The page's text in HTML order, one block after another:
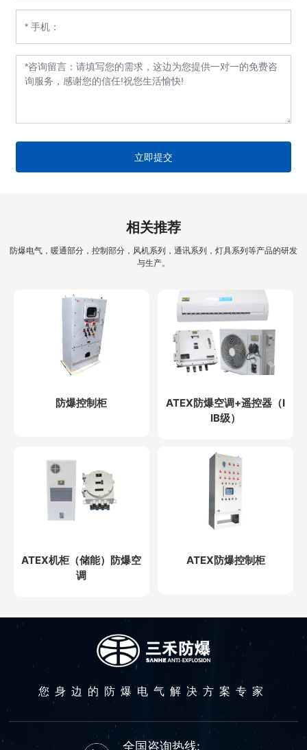
立即提交
相关推荐
防爆电气，暖通部分，控制部分，风机系列，通讯系列，灯具系列等产品的研发
与生产。
防爆控制柜
ATEX防爆空调+遥控器（I
IB级）
ATEX机柜（储能）防爆空
调
ATEX防爆控制柜
您身边的防爆电气解决方案专家
全国咨询热线: